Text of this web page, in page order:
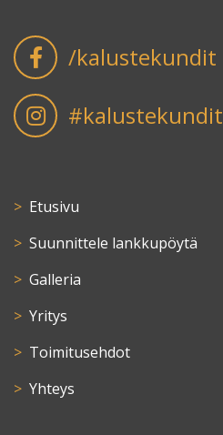
/kalustekundit
#kalustekundit
Etusivu
Suunnittele lankkupöytä
Galleria
Yritys
Toimitusehdot
Yhteys